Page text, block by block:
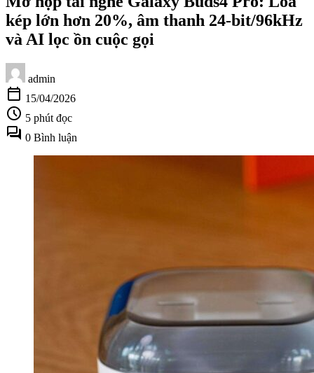
kép lớn hơn 20%, âm thanh 24-bit/96kHz
và AI lọc ồn cuộc gọi
admin
calendar_today 15/04/2026
schedule 5 phút đọc
forum 0 Bình luận